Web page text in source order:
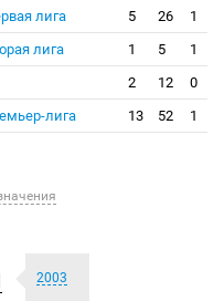
лига 5 26
1
лига 1 5
1
2 12
0
лига 13 52 1
2003